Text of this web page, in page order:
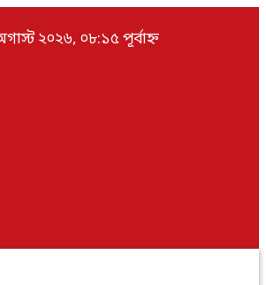
২০২৬, ০৮:১৫ পূর্বাহ্ন